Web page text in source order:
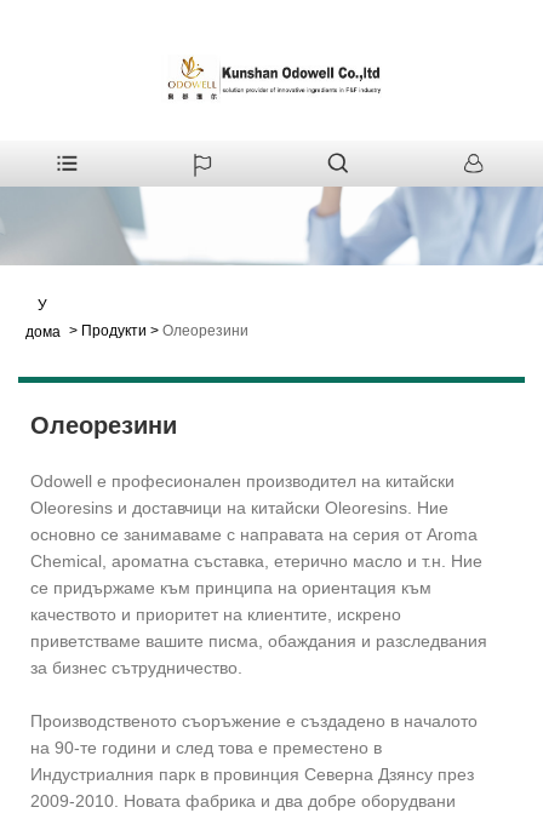
У
дома > Продукти > Олеорезини
Олеорезини
Odowell е професионален производител на китайски
Oleoresins и доставчици на китайски Oleoresins. Ние
основно се занимаваме с направата на серия от Aroma
Chemical, ароматна съставка, етерично масло и т.н. Ние
се придържаме към принципа на ориентация към
качеството и приоритет на клиентите, искрено
приветстваме вашите писма, обаждания и разследвания
за бизнес сътрудничество.
Производственото съоръжение е създадено в началото
на 90-те години и след това е преместено в
Индустриалния парк в провинция Северна Дзянсу през
2009-2010. Новата фабрика и два добре оборудвани